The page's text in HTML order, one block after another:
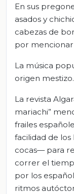
En sus
asados y
cabezas de
por
La música
origen
La revista
mariachi”
frailes
facilidad de
cocas— para
correr el
por los
ritmos